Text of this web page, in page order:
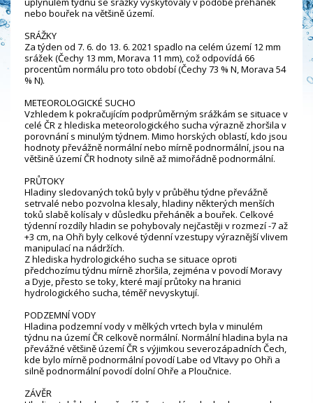
nebo bouřek na většině území.
SRÁŽKY
Za týden od 7. 6. do 13. 6. 2021 spadlo na celém území 12 mm
srážek (Čechy 13 mm, Morava 11 mm), což odpovídá 66
procentům normálu pro toto období (Čechy 73 % N, Morava 54
% N).
METEOROLOGICKÉ SUCHO
Vzhledem k pokračujícím podprůměrným srážkám se situace v
celé ČR z hlediska meteorologického sucha výrazně zhoršila v
porovnání s minulým týdnem. Mimo horských oblastí, kdo jsou
hodnoty převážně normální nebo mírně podnormální, jsou na
většině území ČR hodnoty silně až mimořádně podnormální.
PRŮTOKY
Hladiny sledovaných toků byly v průběhu týdne převážně
setrvalé nebo pozvolna klesaly, hladiny některých menších
toků slabě kolísaly v důsledku přeháněk a bouřek. Celkové
týdenní rozdíly hladin se pohybovaly nejčastěji v rozmezí -7 až
+3 cm, na Ohři byly celkové týdenní vzestupy výraznější vlivem
manipulací na nádržích.
Z hlediska hydrologického sucha se situace oproti
předchozímu týdnu mírně zhoršila, zejména v povodí Moravy
a Dyje, přesto se toky, které mají průtoky na hranici
hydrologického sucha, téměř nevyskytují.
PODZEMNÍ VODY
Hladina podzemní vody v mělkých vrtech byla v minulém
týdnu na území ČR celkově normální. Normální hladina byla na
převážné většině území ČR s výjimkou severozápadních Čech,
kde bylo mírně podnormální povodí Labe od Vltavy po Ohři a
silně podnormální povodí dolní Ohře a Ploučnice.
ZÁVĚR